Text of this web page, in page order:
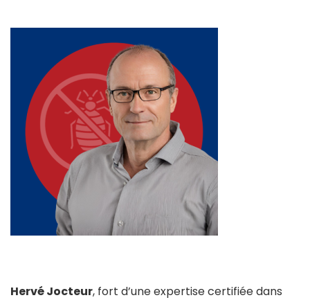
Hervé Jocteur, fort d’une expertise certifiée dans